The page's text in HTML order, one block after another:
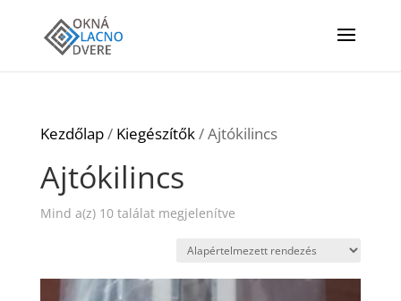
Kezdőlap/ Kiegészítők/ Ajtókilincs
Ajtókilincs
Mind a(z) 10 találat megjelenítve